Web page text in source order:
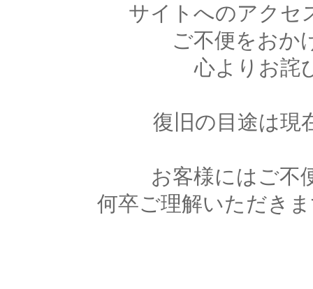
サイトへのアクセ
ご不便をおか
心よりお詫
復旧の目途は現
お客様にはご不
何卒ご理解いただき